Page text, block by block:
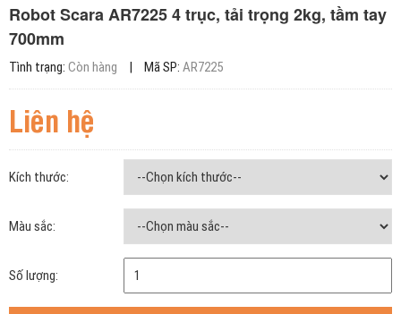
Robot Scara AR7225 4 trục, tải trọng 2kg, tầm tay
700mm
Tình trạng: Còn hàng | Mã SP: AR7225
Liên hệ
Kích thước:
Màu sắc:
Số lượng: